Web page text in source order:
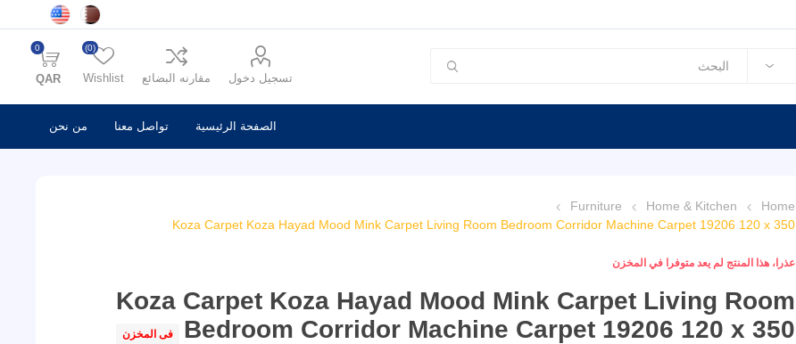
تسجيل دخول مقارنه البضائع Wishlist
(0)
0
QAR
الصفحة الرئيسية تواصل معنا من نحن
Home
Home & Kitchen
Furniture
Koza Carpet Koza Hayad Mood Mink Carpet Living Room Bedroom Corridor Machine Carpet 19206 120 x 350
عذرا، هذا المنتج لم يعد متوفرا في المخزن
Koza Carpet Koza Hayad Mood Mink Carpet Living Room
Bedroom Corridor Machine Carpet 19206 120 x 350
فى المخزن